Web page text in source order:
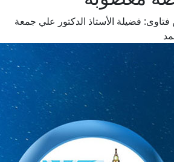
فضيلة الأستاذ الدكتور علي جمعة